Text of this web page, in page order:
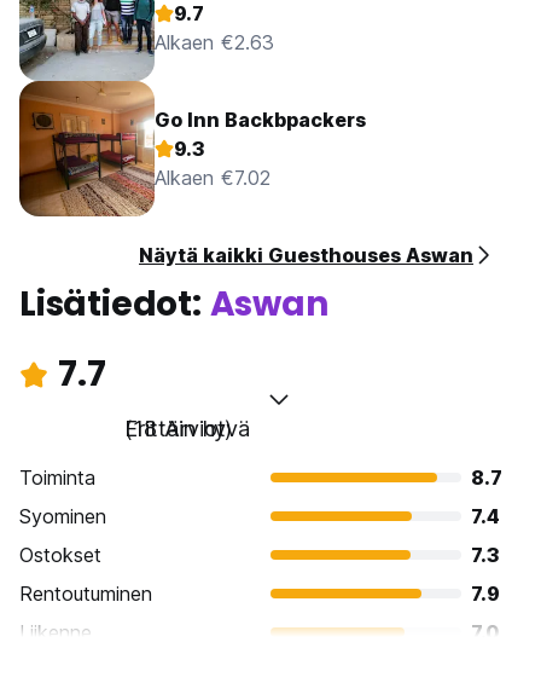
9.7
Alkaen €2.63
Go Inn Backbpackers
9.3
Alkaen €7.02
Näytä kaikki Guesthouses Aswan
Lisätiedot: Aswan
7.7
Erittäin hyvä
(18 Arviot)
Toiminta
8.7
Syominen
7.4
Ostokset
7.3
Rentoutuminen
7.9
Liikenne
7.0